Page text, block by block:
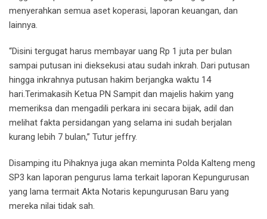
menyerahkan semua aset koperasi, laporan keuangan, dan
lainnya.
“Disini tergugat harus membayar uang Rp 1 juta per bulan
sampai putusan ini dieksekusi atau sudah inkrah. Dari putusan
hingga inkrahnya putusan hakim berjangka waktu 14
hari.Terimakasih Ketua PN Sampit dan majelis hakim yang
memeriksa dan mengadili perkara ini secara bijak, adil dan
melihat fakta persidangan yang selama ini sudah berjalan
kurang lebih 7 bulan,” Tutur jeffry.
Disamping itu Pihaknya juga akan meminta Polda Kalteng meng
SP3 kan laporan pengurus lama terkait laporan Kepungurusan
yang lama termait Akta Notaris kepungurusan Baru yang
mereka nilai tidak sah.